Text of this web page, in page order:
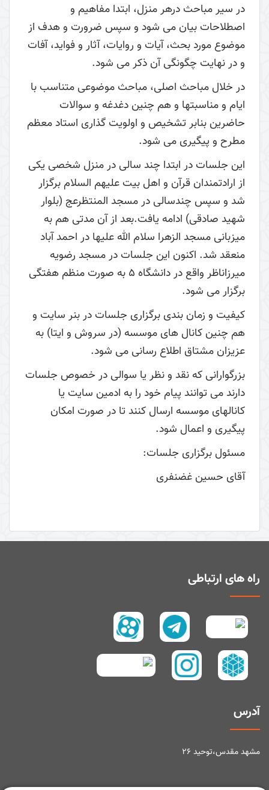
در سیر مباحث درهر منزل، ابتدا مفاهیم و
اصطلاحات بیان می شود و سپس ضرورت و هدف از
موضوع مورد بحث، آیات و روایات، آثار و فواید، آفات
و در نهایت چگونگی آن ذکر می شود.
در خلال مباحث اصلی، مباحث موضوعی متناسب با
ایام و مناسبتها و هم چنین دغدغه و سوالات
حاضرین بنابر تشخیص و اولویت گذاری استاد معظم
مطرح و پیگیری می شود.
این جلسات در ابتدا چند سالی در منزل شخصی یکی
از ارادتمندان قرآن و اهل بیت علیهم السلام برگزار
شد و سپس چندسالی در مسجد المنتظرعج (بلوار
شهید صادقی) ادامه یافت.بعد از آن مدتی هم به
میزبانی مسجد الزهرا سلام الله علیها در احمد آباد
منعقد شد. اکنون این جلسات در مسجد رضویه
میرزاناظر واقع در دانشگاه 5 به صورت منظم هفتگی
برگزار می شود.
کیفیت و زمان بندی برگزاری جلسات در بنر سایت و
هم چنین کانال های موسسه (در سروش و ایتا) به
عزیزان مشتاق اطلاع رسانی می شود.
بزرگوارانی که نقد و نظر یا سوالی در خصوص جلسات
دارند می توانند پیام خود را به ادمین سایت یا
کانالهای موسسه ارسال کنند تا در صورت امکان
پیگیری و اعمال شود.
مسئول برگزاری جلسات:
آقای حسین غضنفری
راه های ارتباطی
آدرس
مشهد مقدس،توحید ۲۶